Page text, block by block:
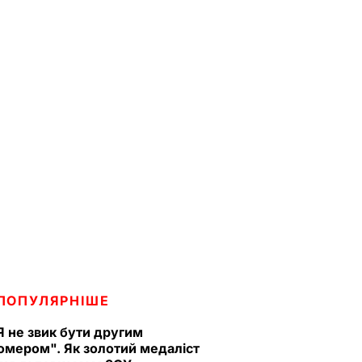
не звик бути другим
Як золотий медаліст